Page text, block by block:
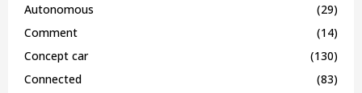
Autonomous
(29)
Comment
(14)
Concept car
(130)
Connected
(83)